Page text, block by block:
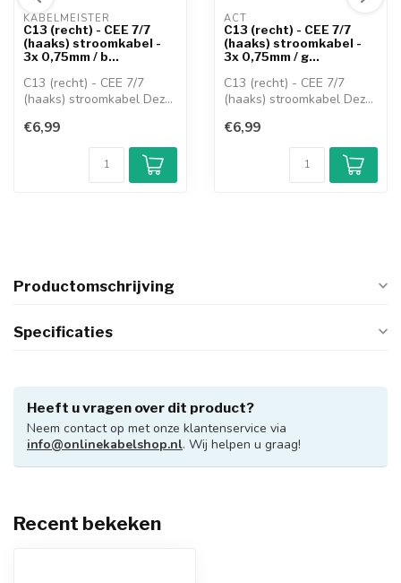
KABELMEISTER
C13 (recht) - CEE 7/7
(haaks) stroomkabel -
3x 0,75mm / b...
C13 (recht) - CEE 7/7
(haaks) stroomkabel Deze
€6,99
ACT
C13 (recht) - CEE 7/7
(haaks) stroomkabel -
3x 0,75mm / g...
C13 (recht) - CEE 7/7
(haaks) stroomkabel Deze
€6,99
Productomschrijving
Specificaties
Heeft u vragen over dit product?
Neem contact op met onze klantenservice via
info@onlinekabelshop.nl. Wij helpen u graag!
Recent bekeken